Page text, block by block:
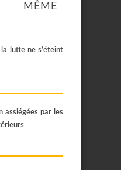
lutte ne s’éteint
assiégées par les